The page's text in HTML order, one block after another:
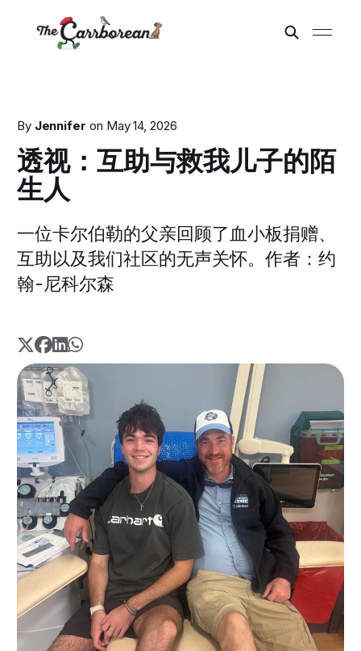
By Jennifer on May 14, 2026
透视：互助与救我儿子的陌
生人
一位卡尔伯勒的父亲回顾了血小板捐赠、
互助以及我们社区的无声关怀。作者：约
翰-尼科尔森